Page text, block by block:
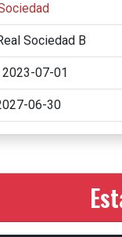
Sociedad B
2023-07-01
06-30